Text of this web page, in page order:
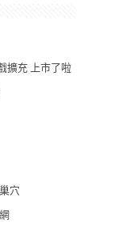
擴充 上市了啦
穴